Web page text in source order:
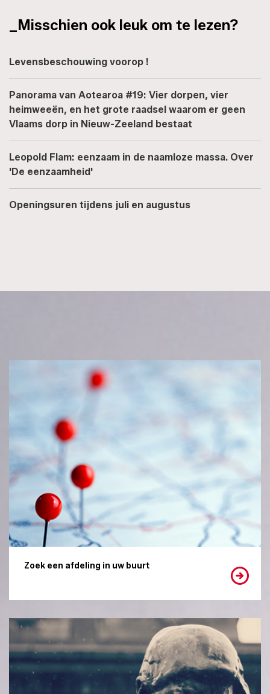
_Misschien ook leuk om te lezen?
Levensbeschouwing voorop !
Panorama van Aotearoa #19: Vier dorpen, vier
heimweeën, en het grote raadsel waarom er geen
Vlaams dorp in Nieuw-Zeeland bestaat
Leopold Flam: eenzaam in de naamloze massa. Over
'De eenzaamheid'
Openingsuren tijdens juli en augustus
Zoek een afdeling in uw buurt